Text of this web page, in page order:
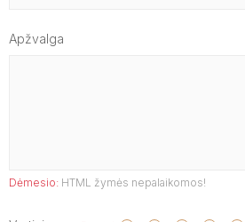
Apžvalga
Dėmesio: HTML žymės nepalaikomos!